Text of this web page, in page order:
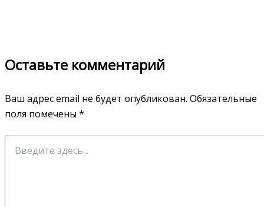
Оставьте комментарий
Ваш адрес email не будет опубликован. Обязательные
поля помечены *
здесь...